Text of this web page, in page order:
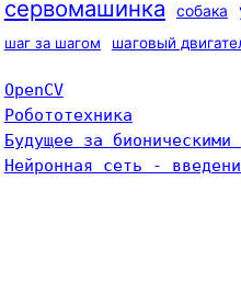
сервомашинка собака
шаг за шагом шаговый
OpenCV
Робототехника
Будущее за бионическими
Нейронная сеть -